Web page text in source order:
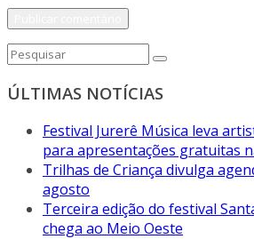
ÚLTIMAS NOTÍCIAS
Festival Jurerê Música leva
para apresentações gratuitas
Trilhas de Criança divulga
agosto
Terceira edição do festival
chega ao Meio Oeste